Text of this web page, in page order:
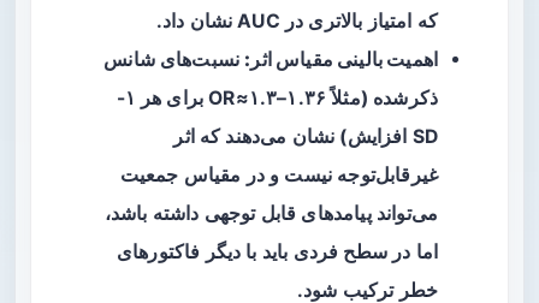
که امتیاز بالاتری در AUC نشان داد.
اهمیت بالینی مقیاس اثر: نسبت‌های شانس
ذکرشده (مثلاً OR≈۱.۳–۱.۳۶ برای هر ۱-
SD افزایش) نشان می‌دهند که اثر
غیرقابل‌توجه نیست و در مقیاس جمعیت
می‌تواند پیامدهای قابل توجهی داشته باشد،
اما در سطح فردی باید با دیگر فاکتورهای
خطر ترکیب شود.